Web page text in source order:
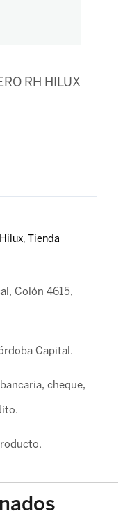
RH HILUX
Hilux, Tienda
Colón 4615,
Capital.
cheque,